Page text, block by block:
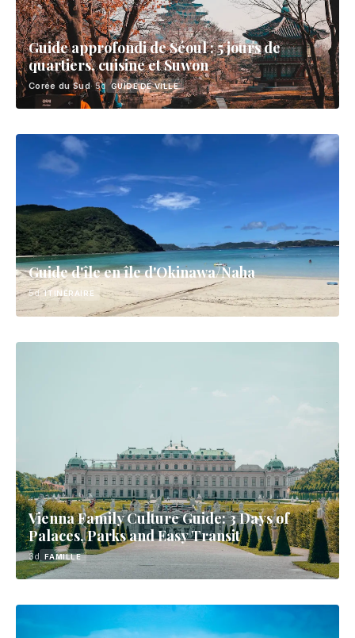
Guide approfondi de Séoul : 5 jours de
quartiers, cuisine et Suwon
Corée du Sud· 5d GUIDE DE VILLE
Guide d'île en île d'Okinawa/Naha
5d ITINÉRAIRE
Vienna Family Culture Guide: 3 Days of
Palaces, Parks and Easy Transit
3d FAMILLE